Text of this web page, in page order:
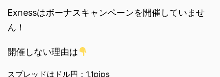
Exnessはボーナスキャンペーンを開催していませ
ん！
開催しない理由は
スプレッドはドル円：1.1pips